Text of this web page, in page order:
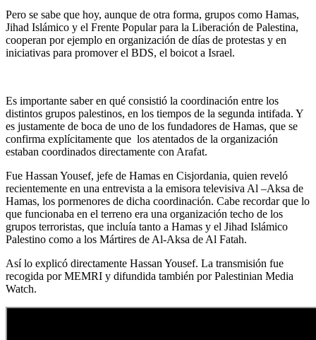
Pero se sabe que hoy, aunque de otra forma, grupos como Hamas,
Jihad Islámico y el Frente Popular para la Liberación de Palestina,
cooperan por ejemplo en organización de días de protestas y en
iniciativas para promover el BDS, el boicot a Israel.
Es importante saber en qué consistió la coordinación entre los
distintos grupos palestinos, en los tiempos de la segunda intifada. Y
es justamente de boca de uno de los fundadores de Hamas, que se
confirma explícitamente que los atentados de la organización
estaban coordinados directamente con Arafat.
Fue Hassan Yousef, jefe de Hamas en Cisjordania, quien reveló
recientemente en una entrevista a la emisora televisiva Al –Aksa de
Hamas, los pormenores de dicha coordinación. Cabe recordar que lo
que funcionaba en el terreno era una organización techo de los
grupos terroristas, que incluía tanto a Hamas y el Jihad Islámico
Palestino como a los Mártires de Al-Aksa de Al Fatah.
Así lo explicó directamente Hassan Yousef. La transmisión fue
recogida por MEMRI y difundida también por Palestinian Media
Watch.